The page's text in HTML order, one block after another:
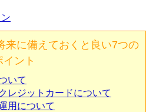
来に備えておくと良い7つの
イント
いて
レジットカードについて
用について